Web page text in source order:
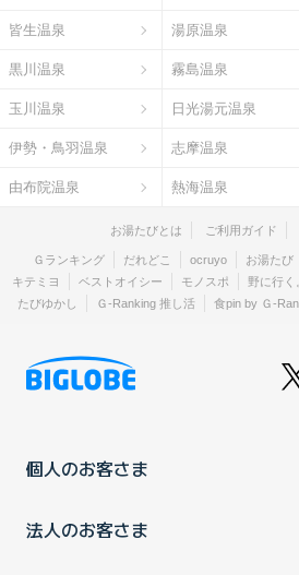
皆生温泉 湯原温泉
黒川温泉 霧島温泉
玉川温泉 日光湯元温泉
伊勢・鳥羽温泉 志摩温泉
由布院温泉 熱海温泉
お湯たびとは ご利用ガイド
Ｇランキング だれどこ ocruyo お湯たび
キテミヨ
ベストオイシー モノスポ 野に行く
たびゆかし
Ｇ-Ranking 推し活 食pin by Ｇ-
個人のお客さま
法人のお客さま